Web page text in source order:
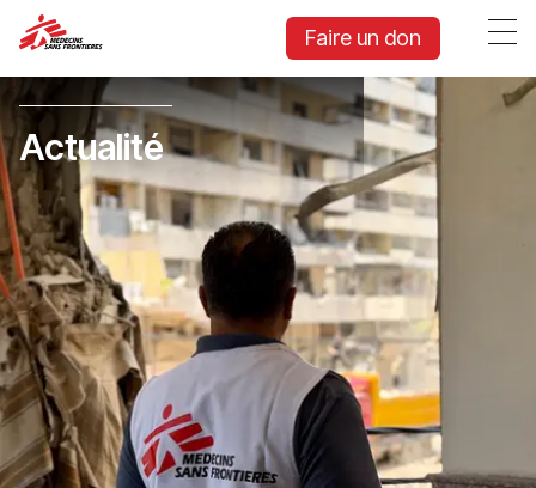
Faire un don
Actualité